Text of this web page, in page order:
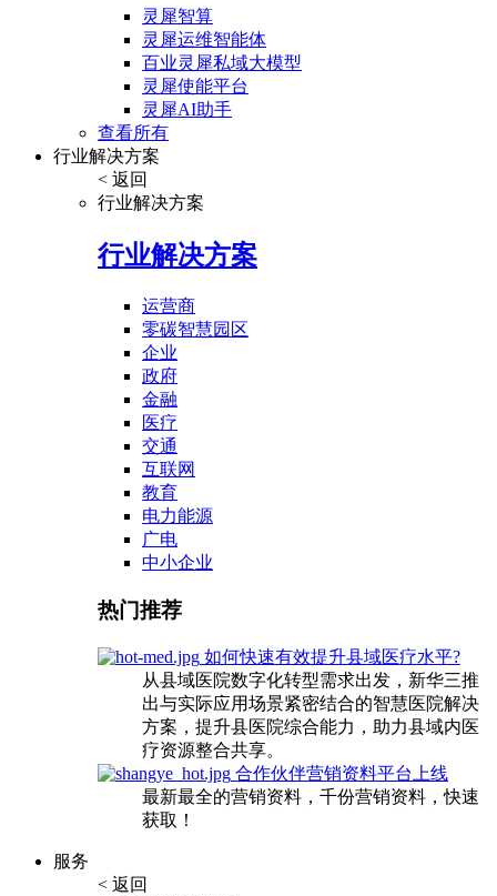
灵犀智算
灵犀运维智能体
百业灵犀私域大模型
灵犀使能平台
灵犀AI助手
查看所有
行业解决方案
< 返回
行业解决方案
行业解决方案
运营商
零碳智慧园区
企业
政府
金融
医疗
交通
互联网
教育
电力能源
广电
中小企业
热门推荐
如何快速有效提升县域医疗水平?
从县域医院数字化转型需求出发，新华三推
出与实际应用场景紧密结合的智慧医院解决
方案，提升县医院综合能力，助力县域内医
疗资源整合共享。
合作伙伴营销资料平台上线
最新最全的营销资料，千份营销资料，快速
获取！
服务
< 返回